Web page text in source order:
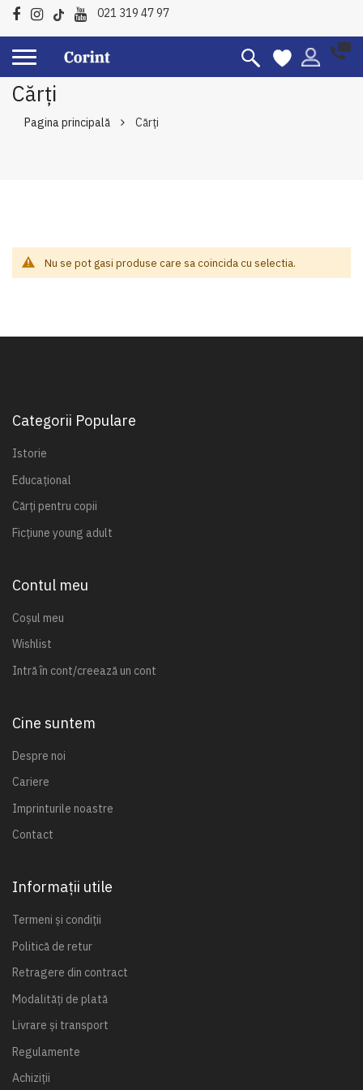
021 319 47 97
Cărți
Pagina principală Cărți
Nu se pot gasi produse care sa coincida cu selectia.
Categorii Populare
Istorie
Educațional
Cărți pentru copii
Ficțiune young adult
Contul meu
Coșul meu
Wishlist
Intră în cont/creează un cont
Cine suntem
Despre noi
Cariere
Imprinturile noastre
Contact
Informații utile
Termeni și condiții
Politică de retur
Retragere din contract
Modalități de plată
Livrare și transport
Regulamente
Achiziții